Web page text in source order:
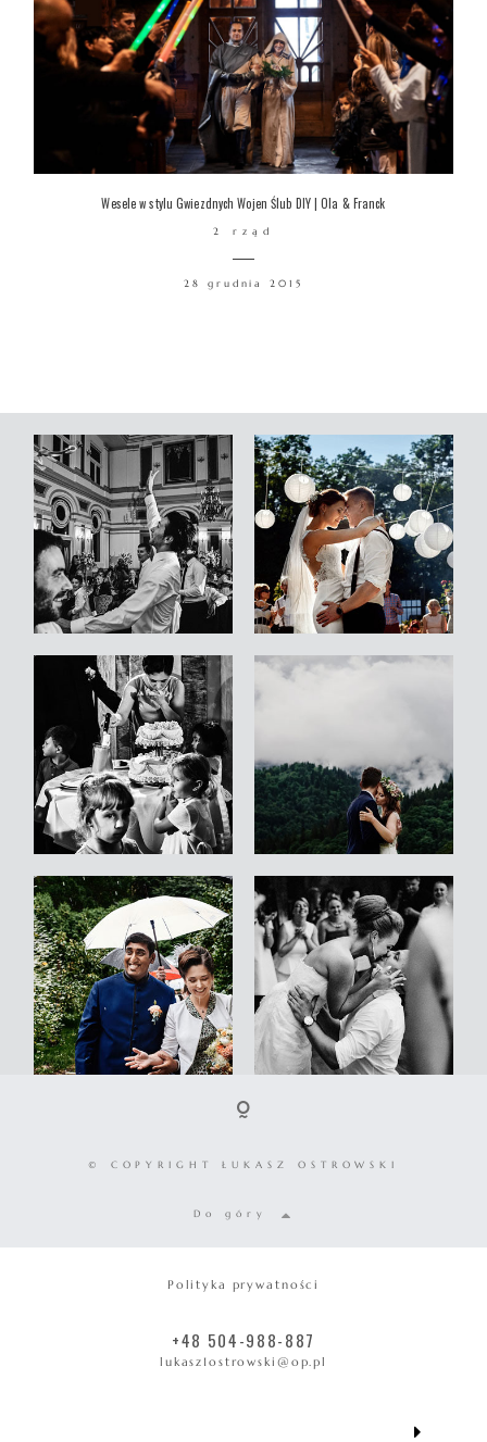
Wesele w stylu Gwiezdnych Wojen Ślub DIY | Ola & Franck
2 rząd
28 grudnia 2015
© COPYRIGHT ŁUKASZ OSTROWSKI
Do góry
Polityka prywatności
+48 504-988-887
lukasz1ostrowski@op.pl